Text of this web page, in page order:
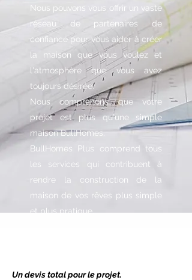
Nous pouvons vous offrir un vaste
réseau de partenaires de
confiance pour vous aider à créer
la maison que vous voulez et
l'atmosphère que vous avez
toujours désirée.
Nous comprenons que votre
projet est plus qu'une simple
maison BullHomes.
BullHomes Plus comprend tous
les services qui contribuent à
rendre la construction de la
maison de vos rêves plus simple
et plus pratique.
Un devis total pour le projet.